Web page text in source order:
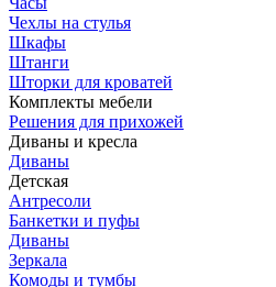
Чехлы на стулья
Шкафы
Штанги
Шторки для кроватей
Комплекты мебели
Решения для прихожей
Диваны и кресла
Диваны
Детская
Антресоли
Банкетки и пуфы
Диваны
Зеркала
Комоды и тумбы